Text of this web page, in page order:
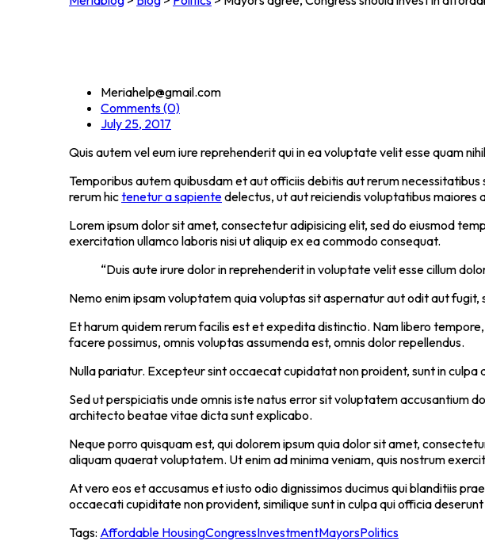
Meriahelp@gmail.com
Comments (0)
July 25, 2017
Quis autem vel eum iure reprehenderit qui in ea voluptate velit esse quam
Temporibus autem quibusdam et aut officiis debitis aut rerum
rerum hictenetur a sapientedelectus, ut aut reiciendis voluptatibus
Lorem ipsum dolor sit amet, consectetur adipisicing elit, sed do eiusmod
exercitation ullamco laboris nisi ut aliquip ex ea commodo consequat.
“Duis aute irure dolor in reprehenderit in voluptate velit esse cillum
Nemo enim ipsam voluptatem quia voluptas sit aspernatur aut odit aut
Et harum quidem rerum facilis est et expedita distinctio. Nam libero
facere possimus, omnis voluptas assumenda est, omnis dolor repellendus.
Nulla pariatur. Excepteur sint occaecat cupidatat non proident, sunt in culpa
Sed ut perspiciatis unde omnis iste natus error sit voluptatem accusantium
architecto beatae vitae dicta sunt explicabo.
Neque porro quisquam est, qui dolorem ipsum quia dolor sit amet,
aliquam quaerat voluptatem. Ut enim ad minima veniam, quis nostrum
At vero eos et accusamus et iusto odio dignissimos ducimus qui blanditiis
occaecati cupiditate non provident, similique sunt in culpa qui officia
Tags: Affordable HousingCongressInvestmentMayorsPolitics